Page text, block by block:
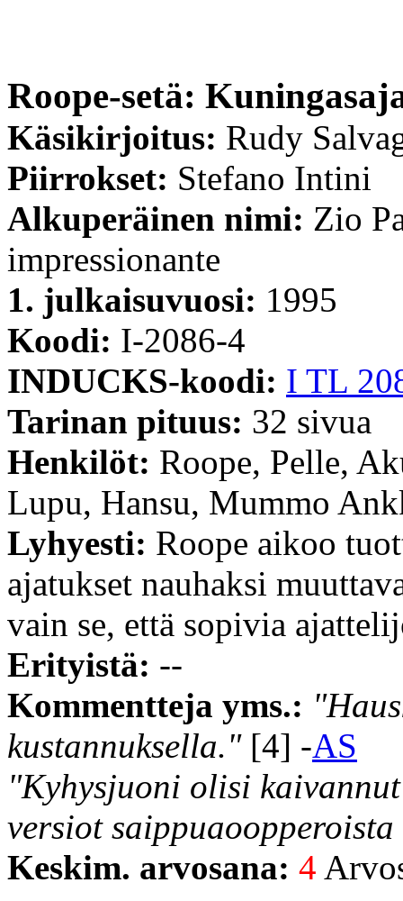
Roope-setä:
Käsikirjoitus: Rudy
Piirrokset: Stefano Intini
Alkuperäinen nimi: Zio
impressionante
1. julkaisuvuosi: 1995
Koodi: I-2086-4
INDUCKS-koodi: I TL
Tarinan pituus: 32 sivua
Henkilöt: Roope, Pelle,
Lupu, Hansu, Mummo
Lyhyesti: Roope aikoo
ajatukset nauhaksi
vain se, että sopivia
Erityistä: --
Kommentteja yms.:
kustannuksella."[4] -AS
"Kyhysjuoni olisi
versiot
Keskim. arvosana: 4